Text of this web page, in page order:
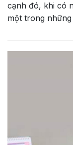
cạnh đó, khi có
một trong